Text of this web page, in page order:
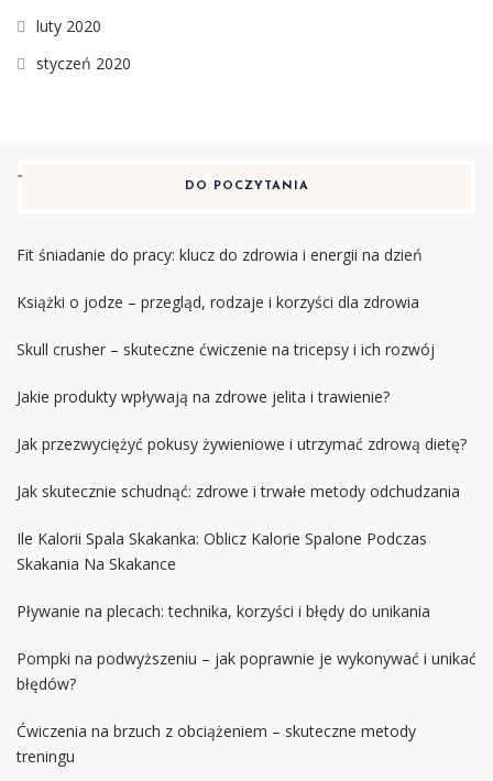
luty 2020
styczeń 2020
DO POCZYTANIA
Fit śniadanie do pracy: klucz do zdrowia i energii na dzień
Książki o jodze – przegląd, rodzaje i korzyści dla zdrowia
Skull crusher – skuteczne ćwiczenie na tricepsy i ich rozwój
Jakie produkty wpływają na zdrowe jelita i trawienie?
Jak przezwyciężyć pokusy żywieniowe i utrzymać zdrową dietę?
Jak skutecznie schudnąć: zdrowe i trwałe metody odchudzania
Ile Kalorii Spala Skakanka: Oblicz Kalorie Spalone Podczas
Skakania Na Skakance
Pływanie na plecach: technika, korzyści i błędy do unikania
Pompki na podwyższeniu – jak poprawnie je wykonywać i unikać
błędów?
Ćwiczenia na brzuch z obciążeniem – skuteczne metody
treningu